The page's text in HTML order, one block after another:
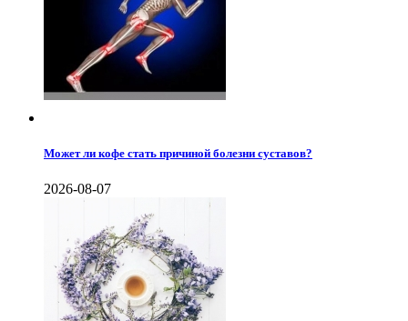
Может ли кофе стать причиной болезни суставов?
2026-08-07